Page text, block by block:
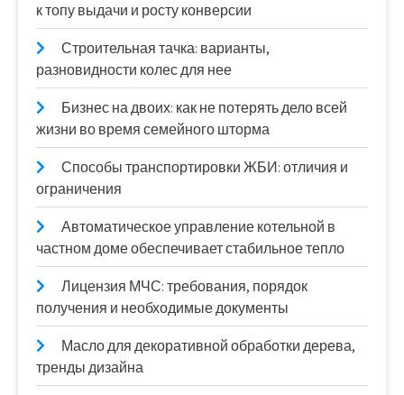
к топу выдачи и росту конверсии
Строительная тачка: варианты,
разновидности колес для нее
Бизнес на двоих: как не потерять дело всей
жизни во время семейного шторма
Способы транспортировки ЖБИ: отличия и
ограничения
Автоматическое управление котельной в
частном доме обеспечивает стабильное тепло
Лицензия МЧС: требования, порядок
получения и необходимые документы
Масло для декоративной обработки дерева,
тренды дизайна